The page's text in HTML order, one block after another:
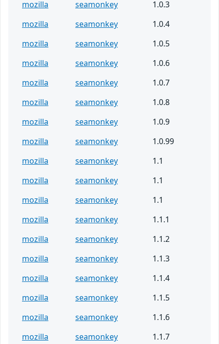
mozilla seamonkey
1.0.3
mozilla
seamonkey
1.0.4
mozilla
seamonkey
1.0.5
mozilla
seamonkey
1.0.6
mozilla
seamonkey
1.0.7
mozilla
seamonkey
1.0.8
mozilla
seamonkey
1.0.9
mozilla
seamonkey
1.0.99
mozilla
seamonkey
1.1
mozilla
seamonkey
1.1
mozilla
seamonkey
1.1
mozilla
seamonkey
1.1.1
mozilla
seamonkey
1.1.2
mozilla
seamonkey
1.1.3
mozilla
seamonkey
1.1.4
mozilla
seamonkey
1.1.5
mozilla
seamonkey
1.1.6
mozilla
seamonkey
1.1.7